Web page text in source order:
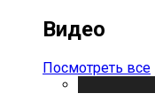
Видео
Посмотреть все